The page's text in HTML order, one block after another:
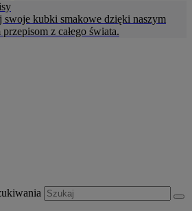
swoje kubki smakowe dzięki naszym
z całego świata.